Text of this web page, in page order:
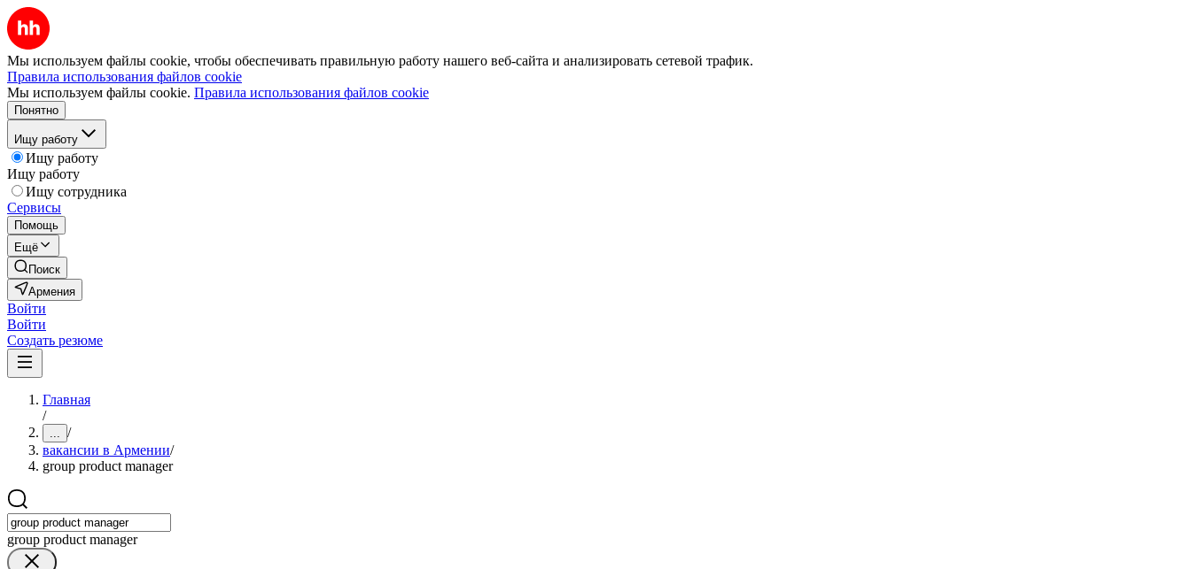
Мы используем файлы cookie, чтобы обеспечивать правильную работу нашего веб-сайта и анализировать сетевой трафик.
Правила использования файлов cookie
Мы используем файлы cookie. Правила использования файлов cookie
Понятно
Ищу работу
Ищу работу
Ищу работу
Ищу сотрудника
Сервисы
Помощь
Ещё
Поиск
Армения
Войти
Войти
Создать резюме
Главная
/
... /
вакансии в Армении/
group product manager
group product manager